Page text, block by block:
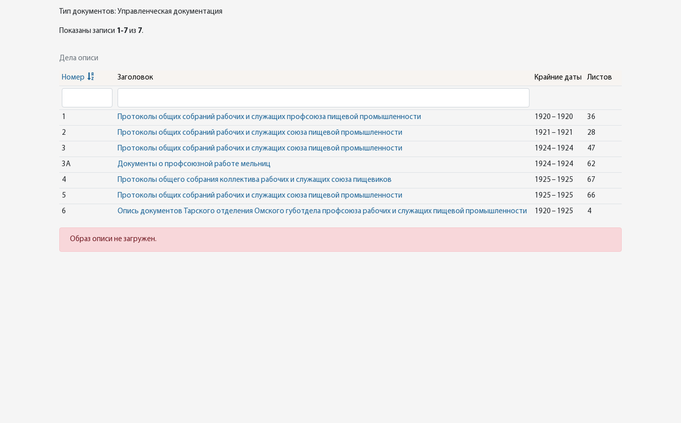
Тип документов: Управленческая документация
Показаны записи 1-7 из 7.
Дела описи
Номер Заголовок Крайние даты Листов
1 Протоколы общих собраний рабочих и служащих профсоюза пищевой промышленности 1920 – 1920 36
2 Протоколы общих собраний рабочих и служащих союза пищевой промышленности 1921 – 1921 28
3 Протоколы общих собраний рабочих и служащих союза пищевой промышленности 1924 – 1924 47
3А Документы о профсоюзной работе мельниц 1924 – 1924 62
4 Протоколы общего собрания коллектива рабочих и служащих союза пищевиков 1925 – 1925 67
5 Протоколы общих собраний рабочих и служащих союза пищевой промышленности 1925 – 1925 66
6 Опись документов Тарского отделения Омского губотдела профсоюза рабочих и служащих пищевой промышленности 1920 – 1925 4
Образ описи не загружен.